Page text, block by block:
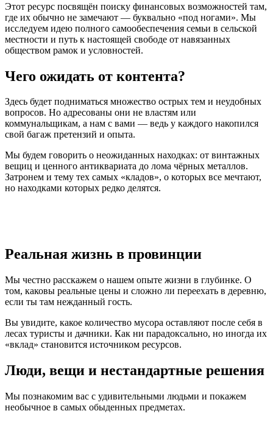
Этот ресурс посвящён поиску финансовых возможностей там,
где их обычно не замечают — буквально «под ногами». Мы
исследуем идею полного самообеспечения семьи в сельской
местности и путь к настоящей свободе от навязанных
обществом рамок и условностей.
Чего ожидать от контента?
Здесь будет подниматься множество острых тем и неудобных
вопросов. Но адресованы они не властям или
коммунальщикам, а нам с вами — ведь у каждого накопился
свой багаж претензий и опыта.
Мы будем говорить о неожиданных находках: от винтажных
вещиц и ценного антиквариата до лома чёрных металлов.
Затронем и тему тех самых «кладов», о которых все мечтают,
но находками которых редко делятся.
Реальная жизнь в провинции
Мы честно расскажем о нашем опыте жизни в глубинке. О
том, каковы реальные цены и сложно ли переехать в деревню,
если ты там нежданный гость.
Вы увидите, какое количество мусора оставляют после себя в
лесах туристы и дачники. Как ни парадоксально, но иногда их
«вклад» становится источником ресурсов.
Люди, вещи и нестандартные решения
Мы познакомим вас с удивительными людьми и покажем
необычное в самых обыденных предметах.